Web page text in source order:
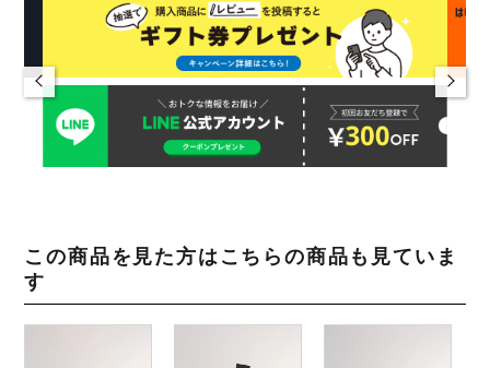
この商品を見た方はこちらの商品も見ていま
す